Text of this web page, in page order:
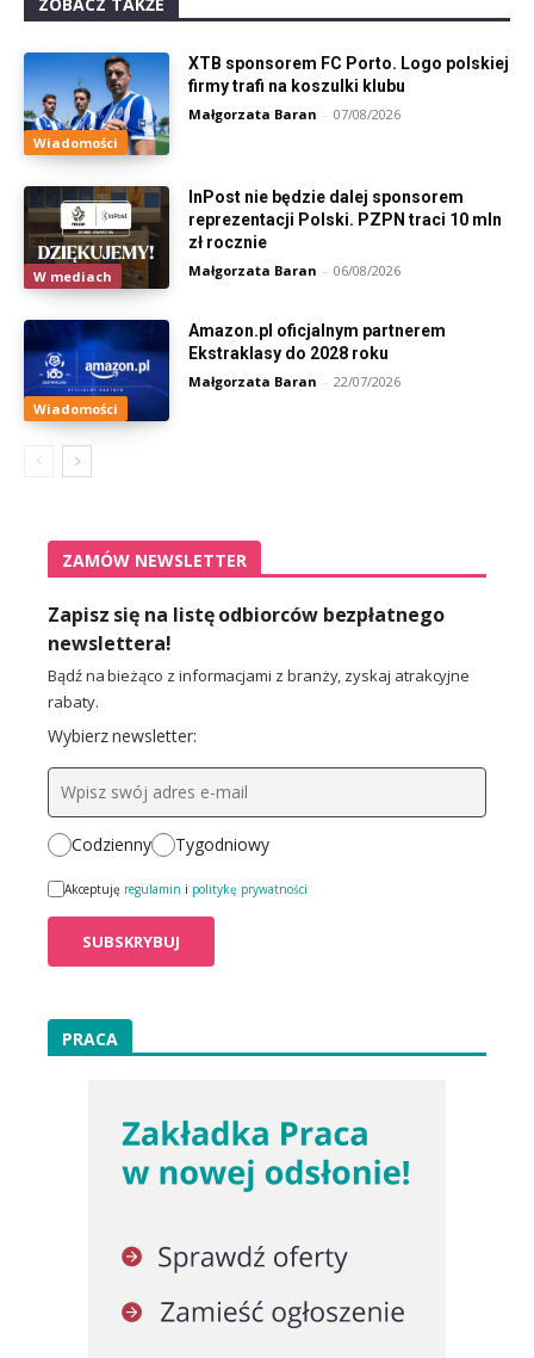
Wiadomości
XTB sponsorem FC Porto. Logo polskiej
firmy trafi na koszulki klubu
Małgorzata Baran - 07/08/2026
W mediach
InPost nie będzie dalej sponsorem
reprezentacji Polski. PZPN traci 10 mln
zł rocznie
Małgorzata Baran - 06/08/2026
Wiadomości
Amazon.pl oficjalnym partnerem
Ekstraklasy do 2028 roku
Małgorzata Baran - 22/07/2026
ZAMÓW NEWSLETTER
Zapisz się na listę odbiorców bezpłatnego
newslettera!
Bądź na bieżąco z informacjami z branży, zyskaj atrakcyjne
rabaty.
Wybierz newsletter:
Codzienny Tygodniowy
Akceptuję regulamin i politykę prywatności
PRACA